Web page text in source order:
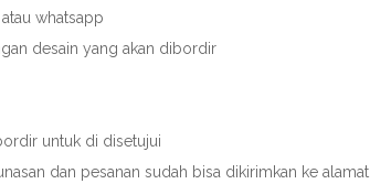
whatsapp
desain yang akan dibordir
untuk di disetujui
dan pesanan sudah bisa dikirimkan ke alamat